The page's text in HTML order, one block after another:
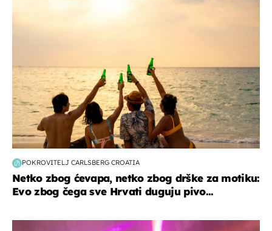
POKROVITELJ CARLSBERG CROATIA
Netko zbog ćevapa, netko zbog drške za motiku:
Evo zbog čega sve Hrvati duguju pivo...